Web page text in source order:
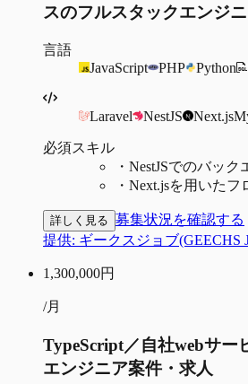
スのフルスタックエンジ
言語
JavaScript
PHP Python
Laravel NestJS Next.js
必須スキル
・ NestJSでのバック
・ Next.jsを用いたフ
詳しく見る 募集状況を確認する
提供: ギークスジョブ(GEECHS
1,300,000円
/月
TypeScript／自社webサー
エンジニア案件・求人